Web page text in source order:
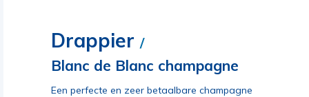
Drappier /
Blanc de Blanc champagne
Een perfecte en zeer betaalbare champagne